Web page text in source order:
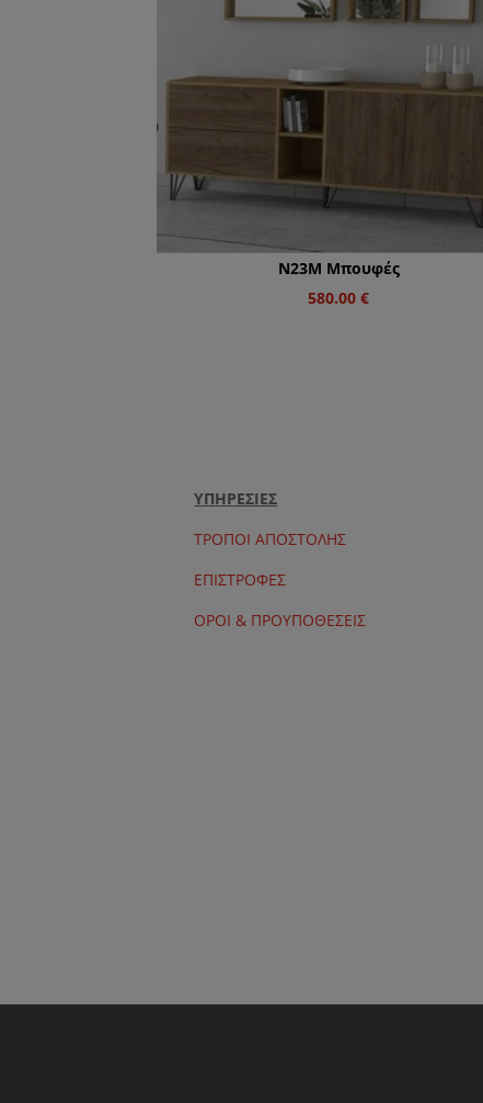
Ν23M Μπουφές
580.00€
ΥΠΗΡΕΣΙΕΣ
ΤΡΟΠΟΙ ΑΠΟΣΤΟΛΗΣ
ΕΠΙΣΤΡΟΦΕΣ
ΟΡΟΙ & ΠΡΟΥΠΟΘΕΣΕΙΣ